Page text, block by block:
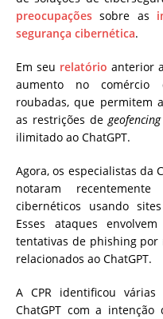
preocupações sobre as
segurança cibernética.
Em seu relatório anterior
aumento no comércio
roubadas, que permitem
as restrições degeofencing
ilimitado ao ChatGPT.
Agora, os especialistas da
notaram
cibernéticos usando
Esses ataques
tentativas de phishing por
relacionados ao ChatGPT.
A CPR identificou
ChatGPT com a